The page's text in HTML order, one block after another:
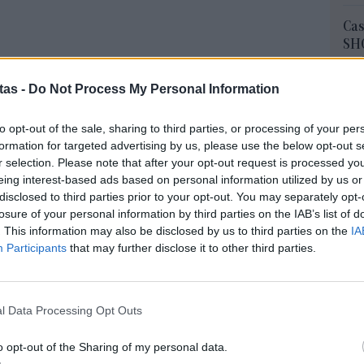
- Do Not Process My Personal Information
opt-out of the sale, sharing to third parties, or processing of your
for targeted advertising by us, please use the below opt-out
selection. Please note that after your opt-out request is processed
interest-based ads based on personal information utilized by us
to third parties prior to your opt-out. You may separately
of your personal information by third parties on the IAB’s list of
This information may also be disclosed by us to third parties on the
Participants that may further disclose it to other third parties.
Data Processing Opt Outs
opt-out of the Sharing of my personal data.
προβλέπονται ορισμένες εξαιρέσεις, κυρίως
λόγω αναπηρίας ή θανάτου, ενώ ισχύουν και
δεν πρέπει να υπερβαίνει τις 25.000 ευρώ
έγγαμους ή μέρη συμφώνου συμβίωσης.
δεν πρέπει να ξεπερνά τις 300.000 ευρώ
έγγαμους ή μέρη συμφώνου συμβίωσης.
όρια για να αποκλειστεί ο συνταξιούχος
των 300 ευρώ
μείνουν οι συνταξιούχοι κάτω των 65 ετών που
εξαιρέσεων. Στην πράξη, αυτό αφορά
τα
οι